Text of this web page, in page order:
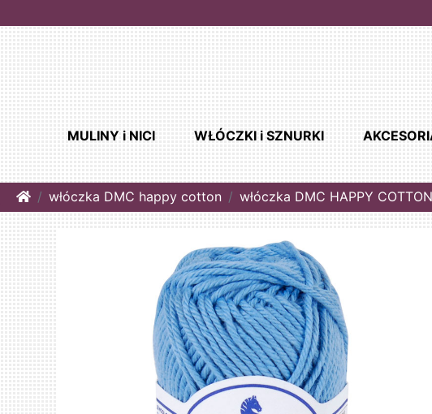
MULINY i NICI WŁÓCZKI i SZNURKI
Homewłóczka DMC happy cotton włóczka DMC HAPPY